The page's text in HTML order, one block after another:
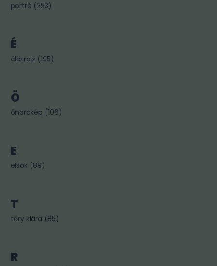
portré (253)
É
életrajz (195)
Ö
önarckép (106)
E
elsők (89)
T
tőry klára (85)
R